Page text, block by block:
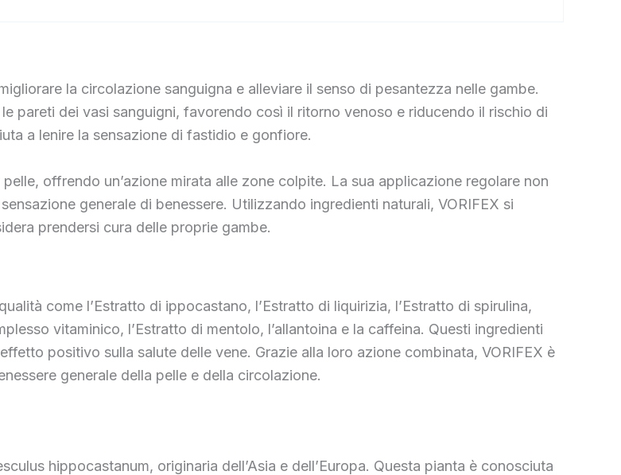
la circolazione sanguigna e alleviare il senso di pesantezza nelle gambe.
pareti dei vasi sanguigni, favorendo così il ritorno venoso e riducendo il rischio di
a lenire la sensazione di fastidio e gonfiore.
offrendo un’azione mirata alle zone colpite. La sua applicazione regolare non
generale di benessere. Utilizzando ingredienti naturali, VORIFEX si
prendersi cura delle proprie gambe.
come l’Estratto di ippocastano, l’Estratto di liquirizia, l’Estratto di spirulina,
vitaminico, l’Estratto di mentolo, l’allantoina e la caffeina. Questi ingredienti
positivo sulla salute delle vene. Grazie alla loro azione combinata, VORIFEX è
generale della pelle e della circolazione.
hippocastanum, originaria dell’Asia e dell’Europa. Questa pianta è conosciuta